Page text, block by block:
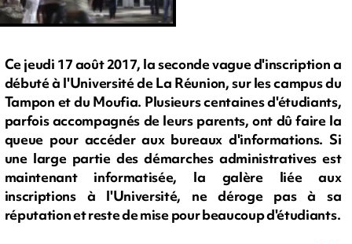
Ce jeudi 17 août 2017, la seconde vague d'inscription a
débuté à l'Université de La Réunion, sur les campus du
Tampon et du Moufia. Plusieurs centaines d'étudiants,
parfois accompagnés de leurs parents, ont dû faire la
queue pour accéder aux bureaux d'informations. Si
une large partie des démarches administratives est
maintenant informatisée, la galère liée aux
inscriptions à l'Université, ne déroge pas à sa
réputation et reste de mise pour beaucoup d'étudiants.